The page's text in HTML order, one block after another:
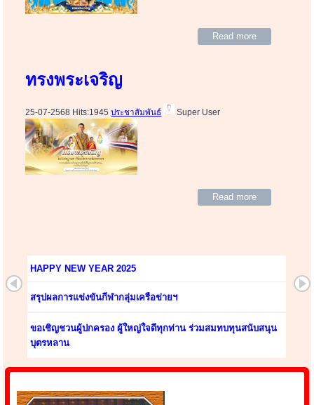
Read more
ทรงพระเจริญ
25-07-2568 Hits:1945ประชาสัมพันธ์ Super User
Read more
HAPPY NEW YEAR 2025
สรุปผลการแข่งขันกีฬากลุ่มเครือข่ายฯ
ขอเชิญชวนผู้ปกครอง ผู้ใหญ่ใจดีทุกท่าน ร่วมสมทบทุนสนับสนุน
บุตรหลาน